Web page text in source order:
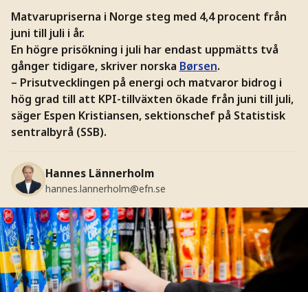
Matvarupriserna i Norge steg med 4,4 procent från
juni till juli i år.
En högre prisökning i juli har endast uppmätts två
gånger tidigare, skriver norska Børsen.
– Prisutvecklingen på energi och matvaror bidrog i
hög grad till att KPI-tillväxten ökade från juni till juli,
säger Espen Kristiansen, sektionschef på Statistisk
sentralbyrå (SSB).
Hannes Lännerholm
hannes.lannerholm@efn.se